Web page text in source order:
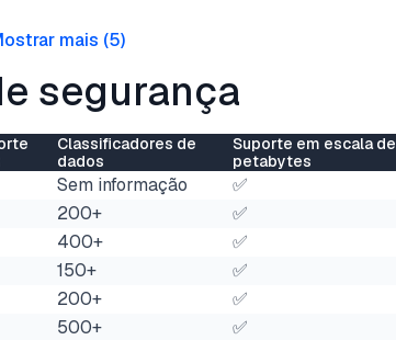
mais (5)
segurança
Classificadores de
dados
Suporte em escala de
petabytes
Sem informação
✅
200+
✅
400+
✅
150+
✅
200+
✅
500+
✅